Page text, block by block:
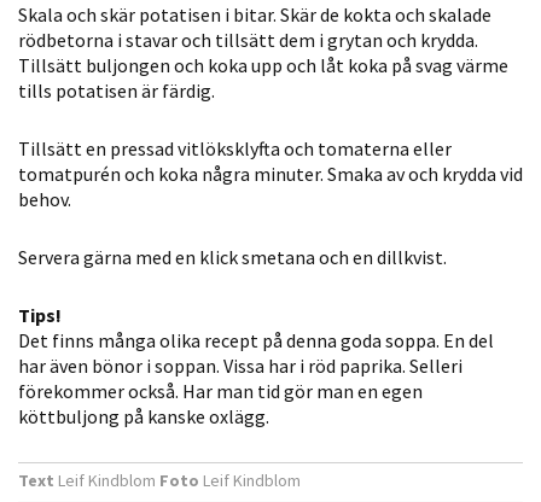
Skala och skär potatisen i bitar. Skär de kokta och skalade
rödbetorna i stavar och tillsätt dem i grytan och krydda.
Tillsätt buljongen och koka upp och låt koka på svag värme
tills potatisen är färdig.
Tillsätt en pressad vitlöksklyfta och tomaterna eller
tomatpurén och koka några minuter. Smaka av och krydda vid
behov.
Servera gärna med en klick smetana och en dillkvist.
Tips!
Det finns många olika recept på denna goda soppa. En del
har även bönor i soppan. Vissa har i röd paprika. Selleri
förekommer också. Har man tid gör man en egen
köttbuljong på kanske oxlägg.
Text Leif Kindblom Foto Leif Kindblom
För att vi ska
kunna
förbättra
och
hur hemsidan
Upplevelse
För att vår